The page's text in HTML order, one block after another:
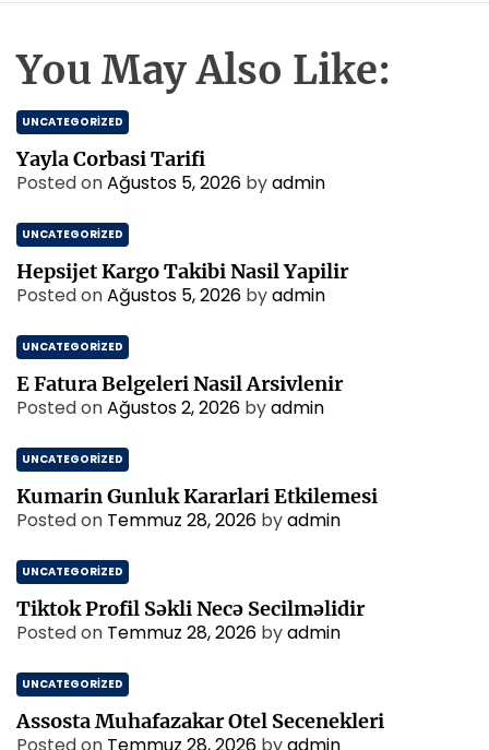
You May Also Like:
UNCATEGORIZED
Yayla Corbasi Tarifi
Posted onAğustos 5, 2026 byadmin
UNCATEGORIZED
Hepsijet Kargo Takibi Nasil Yapilir
Posted onAğustos 5, 2026 byadmin
UNCATEGORIZED
E Fatura Belgeleri Nasil Arsivlenir
Posted onAğustos 2, 2026 byadmin
UNCATEGORIZED
Kumarin Gunluk Kararlari Etkilemesi
Posted on Temmuz 28, 2026 byadmin
UNCATEGORIZED
Tiktok Profil Səkli Necə Secilməlidir
Posted on Temmuz 28, 2026 byadmin
UNCATEGORIZED
Assosta Muhafazakar Otel Secenekleri